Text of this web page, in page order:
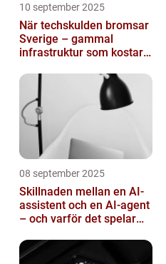
10 september 2025
När techskulden bromsar
Sverige – gammal
infrastruktur som kostar
08 september 2025
Skillnaden mellan en AI-
assistent och en AI-agent
– och varför det spelar